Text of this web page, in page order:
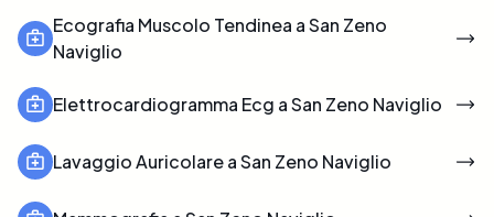
Ecografia Muscolo Tendinea a San Zeno
Naviglio
Elettrocardiogramma Ecg a San Zeno Naviglio
Lavaggio Auricolare a San Zeno Naviglio